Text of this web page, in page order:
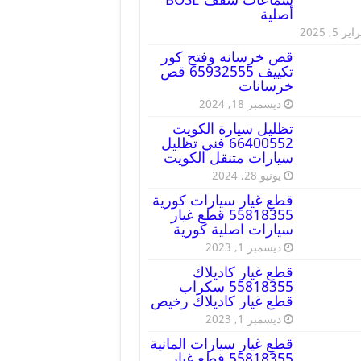
أصلية
5, 2025
قص خرسانه وفتح كور
تكييف 65932555 قص
خرسانات
ديسمبر 18, 2024
تظليل سيارة الكويت
66400552 فني تظليل
سيارات متنقل الكويت
يونيو 28, 2024
قطع غيار سيارات كورية
55818355 قطع غيار
سيارات اصلية كورية
ديسمبر 1, 2023
قطع غيار كاديلاك
55818355 سكراب
قطع غيار كاديلاك رخيص
ديسمبر 1, 2023
قطع غيار سيارات المانية